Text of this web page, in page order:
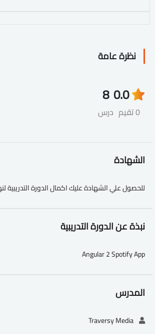
نظرة عامة
0.0
0 تقيم
8
درس
الشهادة
للحصول علي الشهادة عليك اكمال الدورة التدريبية
نبذة عن الدورة التدريبية
Angular 2 Spotify App
المدرس